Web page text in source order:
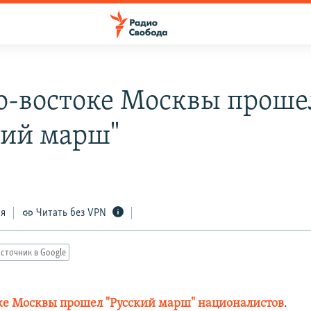
востоке Москвы
марш"
Читать без VPN
в Google
Москвы прошел "Русский марш" националистов.